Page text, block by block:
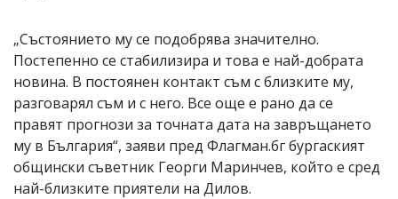
„Състоянието му се подобрява значително.
Постепенно се стабилизира и това е най-добрата
новина. В постоянен контакт съм с близките му,
разговарял съм и с него. Все още е рано да се
правят прогнози за точната дата на завръщането
му в България“, заяви пред Флагман.бг бургаският
общински съветник Георги Маринчев, който е сред
най-близките приятели на Дилов.